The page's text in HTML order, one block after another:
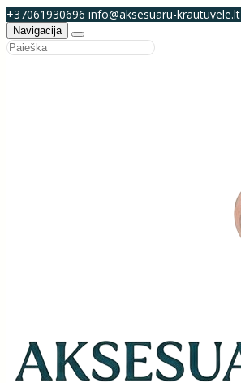
+37061930696 info@aksesuaru-krautuvele.lt
Navigacija